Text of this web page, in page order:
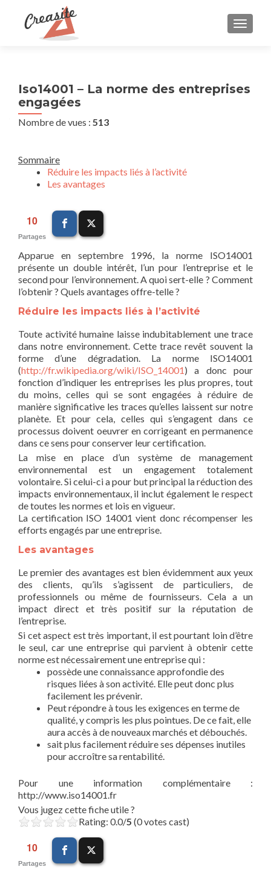
Iso14001 – La norme des entreprises
engagées
Nombre de vues : 513
Sommaire
Réduire les impacts liés à l’activité
Les avantages
10
Partages
Apparue en septembre 1996, la norme ISO14001
présente un double intérêt, l’un pour l’entreprise et le
second pour l’environnement. A quoi sert-elle ? Comment
l’obtenir ? Quels avantages offre-telle ?
Réduire les impacts liés à l’activité
Toute activité humaine laisse indubitablement une trace
dans notre environnement. Cette trace revêt souvent la
forme d’une dégradation. La norme ISO14001
(http://fr.wikipedia.org/wiki/ISO_14001) a donc pour
fonction d’indiquer les entreprises les plus propres, tout
du moins, celles qui se sont engagées à réduire de
manière significative les traces qu’elles laissent sur notre
planète. Et pour cela, celles qui s’engagent dans ce
processus doivent oeuvrer en corrigeant en permanence
dans ce sens pour conserver leur certification.
La mise en place d’un système de management
environnemental est un engagement totalement
volontaire. Si celui-ci a pour but principal la réduction des
impacts environnementaux, il inclut également le respect
de toutes les normes et lois en vigueur.
La certification ISO 14001 vient donc récompenser les
efforts engagés par une entreprise.
Les avantages
Le premier des avantages est bien évidemment aux yeux
des clients, qu’ils s’agissent de particuliers, de
professionnels ou même de fournisseurs. Cela a un
impact direct et très positif sur la réputation de
l’entreprise.
Si cet aspect est très important, il est pourtant loin d’être
le seul, car une entreprise qui parvient à obtenir cette
norme est nécessairement une entreprise qui :
possède une connaissance approfondie des
risques liées à son activité. Elle peut donc plus
facilement les prévenir.
Peut répondre à tous les exigences en terme de
qualité, y compris les plus pointues. De ce fait, elle
aura accès à de nouveaux marchés et débouchés.
sait plus facilement réduire ses dépenses inutiles
pour accroître sa rentabilité.
Pour une information complémentaire :
http://www.iso14001.fr
Vous jugez cette fiche utile ?
Rating: 0.0/5 (0 votes cast)
10
Partages